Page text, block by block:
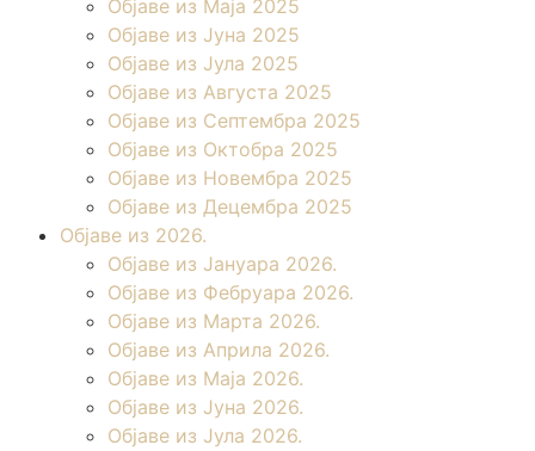
Објаве из Маја 2025
Објаве из Јуна 2025
Објаве из Јула 2025
Објаве из Августа 2025
Објаве из Септембра 2025
Објаве из Октобра 2025
Објаве из Новембра 2025
Објаве из Децембра 2025
Објаве из 2026.
Објаве из Јануара 2026.
Објаве из Фебруара 2026.
Објаве из Марта 2026.
Објаве из Априла 2026.
Објаве из Маја 2026.
Објаве из Јуна 2026.
Објаве из Јула 2026.